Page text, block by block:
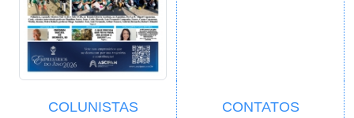
COLUNISTAS CONTATOS